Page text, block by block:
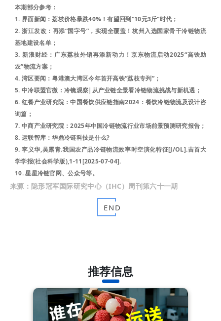
本期部分参考：
1. 界面新闻：荔枝价格暴跌40%！有望回到“10元3斤”时代；
2. 浙江发改：再添“国字号”，实现全覆盖！杭州入选国家骨干冷链物流
基地建设名单；
3. 新浪财经：广东荔枝外销再添新动力 ！京东物流启动2025“高铁助
农”物流方案；
4. 湾区要闻：粤港澳大湾区今年首开高铁“荔枝专列”；
5. 中冷联盟官微：冷镜观察|从产业链全景看冷链物流挑战与新机遇；
6. 红餐产业研究院：中国餐饮供应链指南2024：餐饮冷链物流及设计咨
询篇；
7. 中商产业研究院：2025年中国冷链物流行业市场前景预测研究报告；
8. 运联智库：华鼎冷链科技是什么?
9. 李义华,吴露青.我国农产品冷链物流效率时空演化特征[J/OL].吉首大
学学报(社会科学版),1-11[2025-07-04].
10. 星星冷链官网、公众号等。
来源：隐形冠军国际研究中心（IHC）周刊第六十一期
END
推荐信息